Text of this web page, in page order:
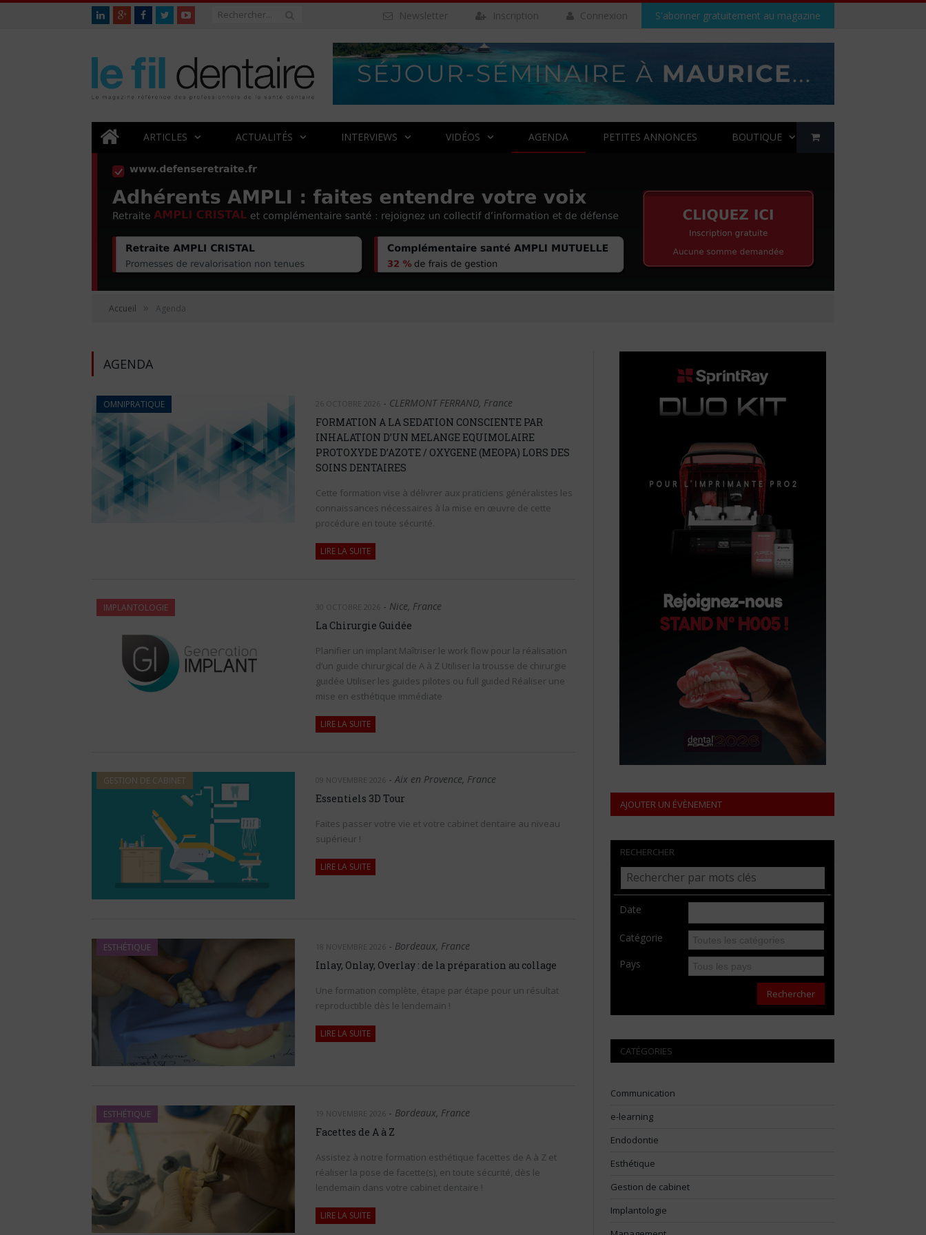
S'abonner gratuitement au magazine
Connexion
Inscription
Newsletter
ARTICLES ACTUALITÉS INTERVIEWS VIDÉOS AGENDA PETITES ANNONCES BOUTIQUE
Accueil » Agenda
AGENDA
OMNIPRATIQUE 26 OCTOBRE 2026 - CLERMONT FERRAND, France
FORMATION A LA SEDATION CONSCIENTE PAR
INHALATION D’UN MELANGE EQUIMOLAIRE
PROTOXYDE D’AZOTE / OXYGENE (MEOPA) LORS DES
SOINS DENTAIRES
Cette formation vise à délivrer aux praticiens généralistes les
connaissances nécessaires à la mise en œuvre de cette
procédure en toute sécurité.
LIRE LA SUITE
IMPLANTOLOGIE 30 OCTOBRE 2026 - Nice, France
La Chirurgie Guidée
Planifier un implant Maîtriser le work flow pour la réalisation
d’un guide chirurgical de A à Z Utiliser la trousse de chirurgie
guidée Utiliser les guides pilotes ou full guided Réaliser une
mise en esthétique immédiate
LIRE LA SUITE
GESTION DE CABINET 09 NOVEMBRE 2026 -Aix en Provence, France
Essentiels 3D Tour
Faites passer votre vie et votre cabinet dentaire au niveau
supérieur !
LIRE LA SUITE
ESTHÉTIQUE 18 NOVEMBRE 2026 - Bordeaux, France
Inlay, Onlay, Overlay : de la préparation au collage
Une formation complète, étape par étape pour un résultat
reproductible dès le lendemain !
LIRE LA SUITE
ESTHÉTIQUE 19 NOVEMBRE 2026 - Bordeaux, France
Facettes de A à Z
Assistez à notre formation esthétique facettes de A à Z et
réaliser la pose de facette(s), en toute sécurité, dès le
lendemain dans votre cabinet dentaire !
LIRE LA SUITE
AJOUTER UN ÉVÈNEMENT
RECHERCHER
Date
Catégorie
Pays
Rechercher
CATÉGORIES
Communication
e-learning
Endodontie
Esthétique
Gestion de cabinet
Implantologie